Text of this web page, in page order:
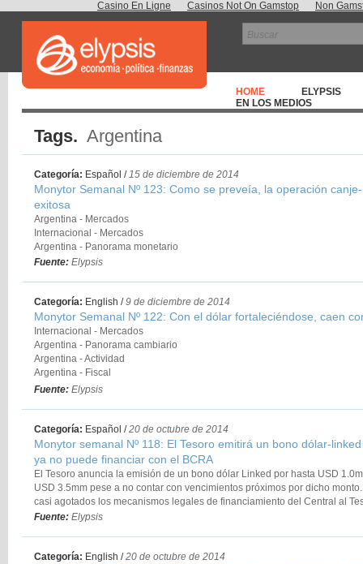
Casino En Ligne Casinos Not On Gamstop Non
HOME
ELYPSIS
EN LOS MEDIOS
Tags. Argentina
Categoría: Español /15 de diciembre de 2014
Monytor Semanal Nº 123: Como se preveía, la operación
exitosa
Argentina - Mercados
Internacional - Mercados
Argentina - Panorama monetario
Argentina - Actividad
Fuente: Elypsis
Categoría: English /9 de diciembre de 2014
Monytor Semanal Nº 122: Con el dólar fortaleciéndose, caen
Internacional - Mercados
Argentina - Panorama cambiario
Argentina - Actividad
Argentina - Fiscal
Argentina - Mercados
Fuente: Elypsis
Categoría: Español /20 de octubre de 2014
Monytor semanal Nº 118: El Tesoro emitirá un bono dólar-
ya no puede financiar con el BCRA
El Tesoro anuncia la emisión de un bono dólar Linked por hasta USD
USD 3.5mm pese a no contar con vencimientos próximos por dicho
casi agotados los mecanismos legales de financiamiento del Central al
adelantos transitorios).
reciente baja en el precio del petróleo podría ahorrarle al país hasta USD
Fuente: Elypsis
Categoría: English /20 de octubre de 2014